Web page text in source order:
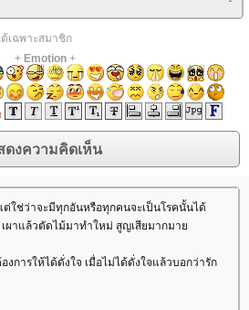
เฉพาะสมาชิก
+ Emotion+
ต่ใช่ว่าจะมีทุกอันหรือทุกคนจะเป็นโรคนั้นได้
เผาแล้วตัดไม้มาทำใหม่ สูญเสียมากมา
การให้ได้ดั่งใจ เมื่อไม่ได้ดั่งใจแล้วบอกว่ารัก